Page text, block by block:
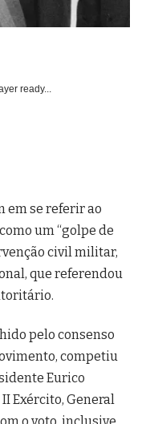
ready...
em se referir ao
um “golpe de
civil militar,
que referendou
pelo consenso
competiu
Eurico
Exército, General